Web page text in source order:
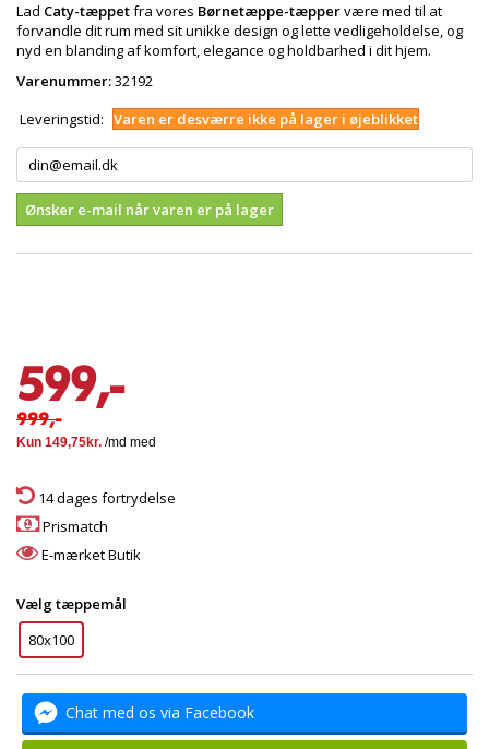
Lad Caty-tæppetfra vores Børnetæppe-tæppervære med til at
forvandle dit rum med sit unikke design og lette vedligeholdelse, og
nyd en blanding af komfort, elegance og holdbarhed i dit hjem.
Varenummer:32192
Leveringstid: Varen er desværre ikke på lager i øjeblikket
Ønsker e-mail når varen er på lager
599,-
999,-
14 dages fortrydelse
Prismatch
E-mærket Butik
Vælg tæppemål
80x100
Chat med os via Facebook